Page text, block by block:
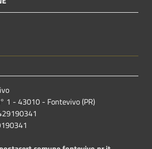
1 - 43010 - Fontevivo (PR)